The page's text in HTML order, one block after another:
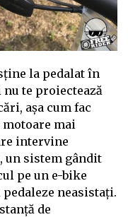
la pedalat în
te proiectează
așa cum fac
mai
intervine
un sistem gândit
pe un e-bike
neasistați.
de